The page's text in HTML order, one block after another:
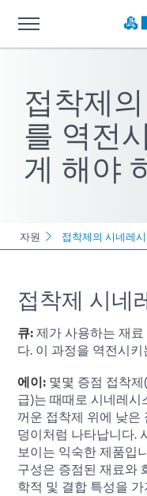
접착제
를 역전
게 해야
자원 접착제의 시네레
접착제 시네
큐:제가 사용하는 재
다. 이 과정을 역전시
에이: 몇몇 증점 접착
급)는 때때로 시네레
꺼운 접착제 위에 낮은
덩이처럼 나타납니다.
보이는 익숙한 제품입
구성은 증점된 재료와
학적 및 결합 특성을